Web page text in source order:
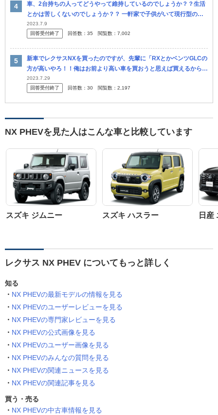
車、2台持ちの人ってどうやって維持しているのでしょうか？？生活
とかは苦しくないのでしょうか？？ 一軒家で子供がいて現行型のヴ
ォクシー1台と、N-BOX1台の家庭があります。（独身で2台持ちの方
も...
2023.7.9
回答受付終了
回答数： 35 閲覧数： 7,002
新車でレクサスNXを買ったのですが、先輩に「RXとかベンツGLCの
方が高いやろ！！俺はお前より高い車を買おうと思えば買えるから
な！RXも普通に買える！」とか言われて頭に来てしまいました。 こ
うい...
2023.7.29
回答受付終了
回答数： 30 閲覧数： 2,197
NX PHEVを見た人はこんな車と比較しています
スズキ ジムニー スズキ ハスラー 日産
レクサス NX PHEV についてもっと詳しく
知る
NX PHEVの最新モデルの情報を見る
NX PHEVのユーザーレビューを見る
NX PHEVの専門家レビューを見る
NX PHEVの公式画像を見る
NX PHEVのユーザー画像を見る
NX PHEVのみんなの質問を見る
NX PHEVの関連ニュースを見る
NX PHEVの関連記事を見る
買う・売る
NX PHEVの中古車情報を見る